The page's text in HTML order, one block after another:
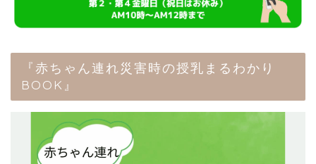
『赤ちゃん連れ災害時の授乳まるわかり
BOOK』